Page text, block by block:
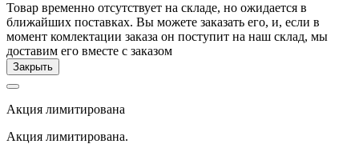
Товар временно отсутствует на складе, но ожидается в
ближайших поставках. Вы можете заказать его, и, если в
момент комлектации заказа он поступит на наш склад, мы
доставим его вместе с заказом
Закрыть
Акция лимитирована
Акция лимитирована.